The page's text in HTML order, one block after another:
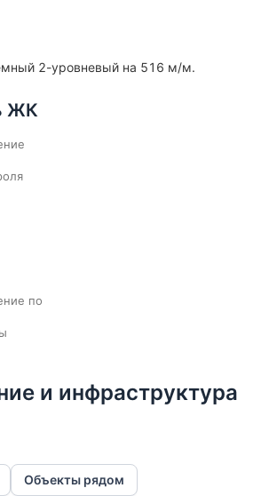
2-уровневый на 516 м/м.
ЖК
по
и инфраструктура
Объекты рядом